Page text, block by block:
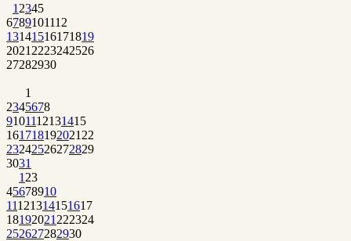
1 2345
6789101112
13141516171819
2021 2223242526
27282930
1
2345678
9101112131415
161718192021 22
23242526272829
3031
1 23
45678910
11121314151617
18192021 222324
252627282930